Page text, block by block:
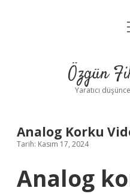
Özgün
Yaratıcı
Analog Korku
Tarih: Kasım 17, 2024
Analog